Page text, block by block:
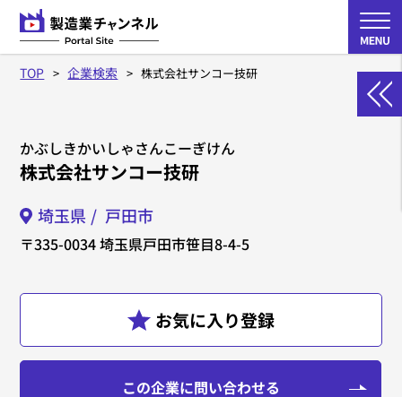
TOP 企業検索 株式会社サンコー技研
かぶしきかいしゃさんこーぎけん
株式会社サンコー技研
埼玉県 戸田市
〒335-0034埼玉県戸田市笹目8-4-5
この企業に問い合わせる